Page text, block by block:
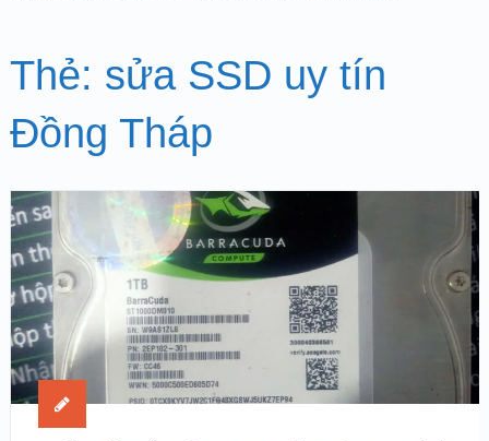
Thẻ: sửa SSD uy tín
Đồng Tháp